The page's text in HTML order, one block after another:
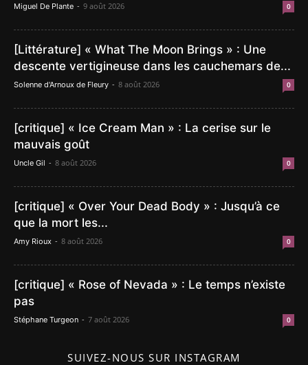
Miguel De Plante - 9 août 2026 0
[Littérature] « What The Moon Brings » : Une
descente vertigineuse dans les cauchemars de...
Solenne d'Arnoux de Fleury - 8 août 2026 0
[critique] « Ice Cream Man » : La cerise sur le
mauvais goût
Uncle Gil - 8 août 2026 0
[critique] « Over Your Dead Body » : Jusqu’à ce
que la mort les...
Amy Rioux - 8 août 2026 0
[critique] « Rose of Nevada » : Le temps n’existe
pas
Stéphane Turgeon - 7 août 2026 0
SUIVEZ-NOUS SUR INSTAGRAM